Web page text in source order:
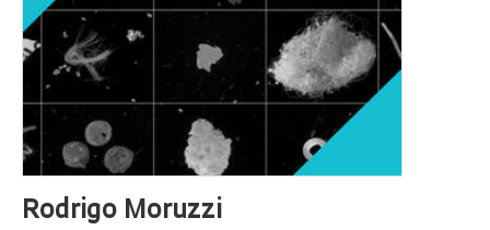
Rodrigo Moruzzi